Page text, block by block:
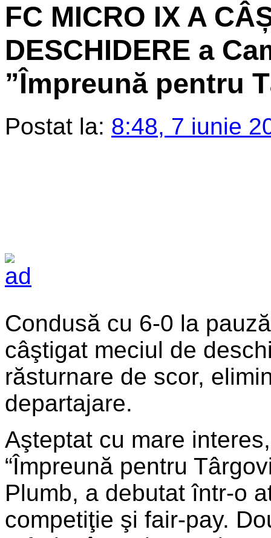
FC MICRO IX A
DESCHIDERE a
”Împreună pentru
Postat la: 8:48, 7 iunie
Condusă cu 6-0 la
câştigat meciul de
răsturnare de scor,
departajare.
Aşteptat cu mare
“Împreună pentru
Plumb, a debutat într-o
competiţie şi fair-pay.